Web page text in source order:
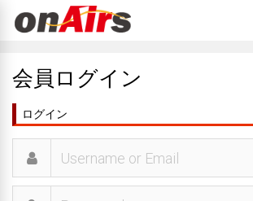
会員ログイン
ログイン